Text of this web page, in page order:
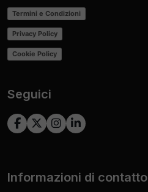
Termini e Condizioni
Privacy Policy
Cookie Policy
Seguici
Informazioni di contatto